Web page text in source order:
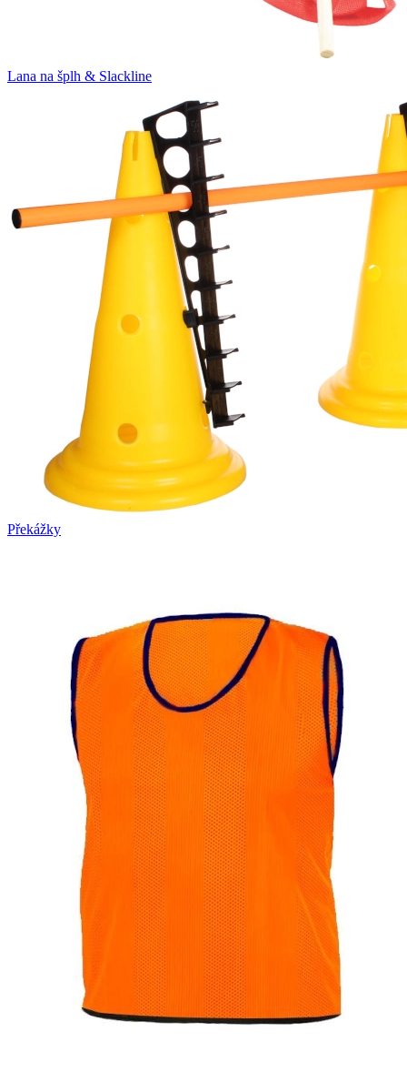
Lana na šplh & Slackline
Překážky